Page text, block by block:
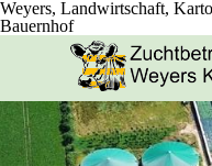
Weyers, Landwirtschaft,
Bauernhof
Direkt zum Seiteninhalt
Menü